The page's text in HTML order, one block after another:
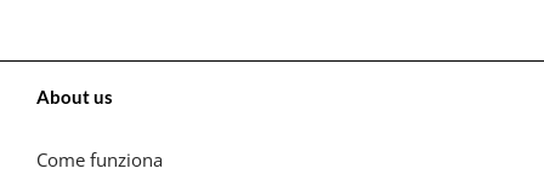
About us
Come funziona